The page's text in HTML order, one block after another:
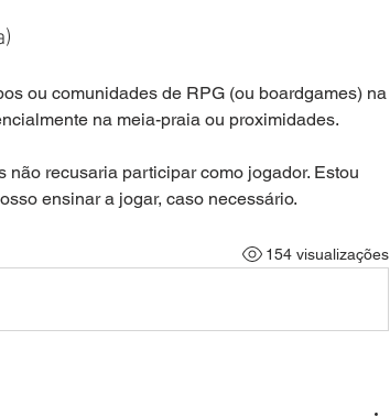
ou comunidades de RPG (ou boardgames) na
na meia-praia ou proximidades.
não recusaria participar como jogador. Estou
ensinar a jogar, caso necessário.
154 visualizações